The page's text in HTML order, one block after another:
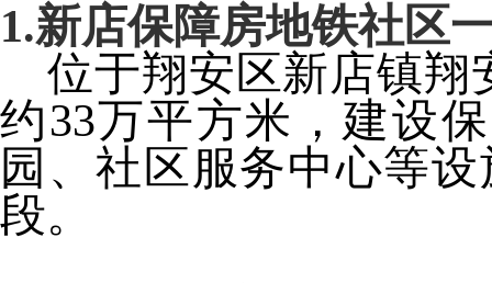
1.新店保障房地铁社区
位于翔安区新店镇翔
约33万平方米，建设
园、社区服务中心等
段。